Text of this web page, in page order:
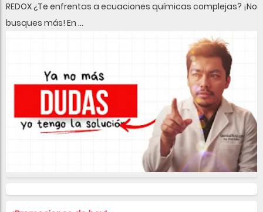
REDOX ¿Te enfrentas a ecuaciones químicas complejas? ¡No
busques más! En ...